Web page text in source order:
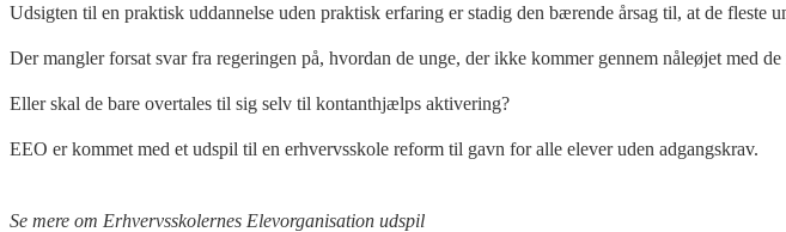
Udsigten til en praktisk uddannelse uden praktisk erfaring er stadig den bærende årsag til, at de
Der mangler forsat svar fra regeringen på, hvordan de unge, der ikke kommer gennem nåleøjet med
Eller skal de bare overtales til sig selv til kontanthjælps aktivering?
EEO er kommet med et udspil til en erhvervsskole reform til gavn for alle elever uden adgangskrav.
Se mere om Erhvervsskolernes Elevorganisation udspil